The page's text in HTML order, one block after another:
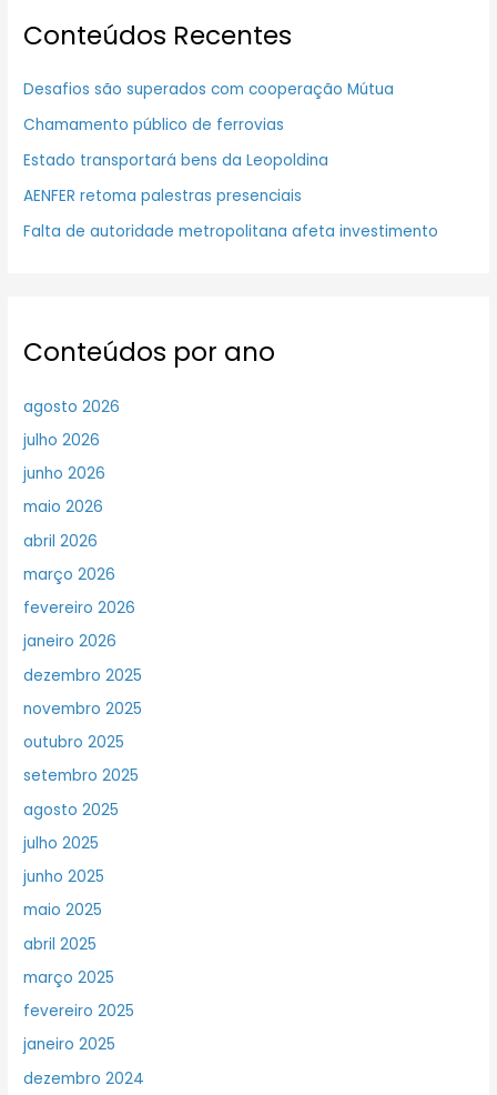
Conteúdos Recentes
Desafios são superados com cooperação Mútua
Chamamento público de ferrovias
Estado transportará bens da Leopoldina
AENFER retoma palestras presenciais
Falta de autoridade metropolitana afeta investimento
Conteúdos por ano
agosto 2026
julho 2026
junho 2026
maio 2026
abril 2026
março 2026
fevereiro 2026
janeiro 2026
dezembro 2025
novembro 2025
outubro 2025
setembro 2025
agosto 2025
julho 2025
junho 2025
maio 2025
abril 2025
março 2025
fevereiro 2025
janeiro 2025
dezembro 2024